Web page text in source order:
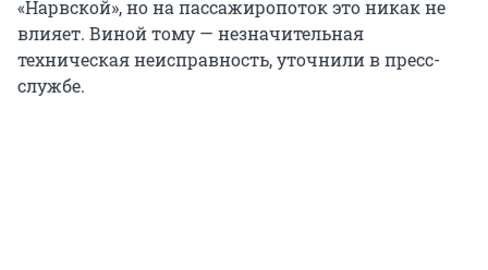
«Нарвской», но на пассажиропоток это никак не
влияет. Виной тому — незначительная
техническая неисправность, уточнили в пресс-
службе.